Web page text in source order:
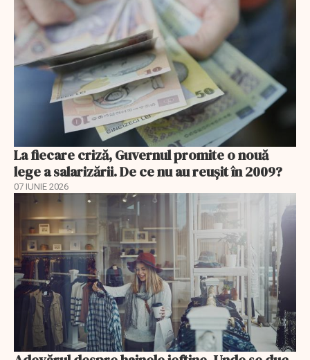
La fiecare criză, Guvernul promite o nouă
lege a salarizării. De ce nu au reușit în 2009?
07 IUNIE 2026